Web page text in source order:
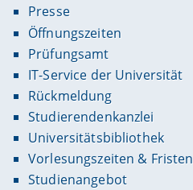
Presse
Öffnungszeiten
Prüfungsamt
IT-Service der Universität
Rückmeldung
Studierendenkanzlei
Universitätsbibliothek
Vorlesungszeiten & Fristen
Studienangebot